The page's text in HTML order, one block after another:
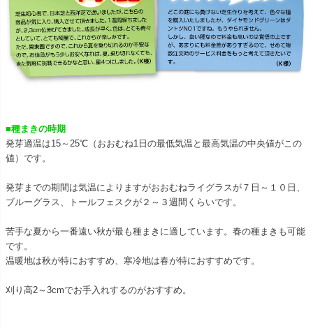
■種まきの時期
発芽適温は15～25℃（おおむね1日の最低気温と最高気温の中央値がこの
値）です。
発芽までの期間は気温によりますがおおむねライグラスが７日～１０日、
ブルーグラス、トールフェスクが２～３週間くらいです。
苦手な夏から一番遠い秋が最も種まきに適しています。春の種まきも可能
です。
温暖地は秋が特におすすめ、寒冷地は春が特におすすめです。
刈り高2～3cmでお手入れするのがおすすめ。